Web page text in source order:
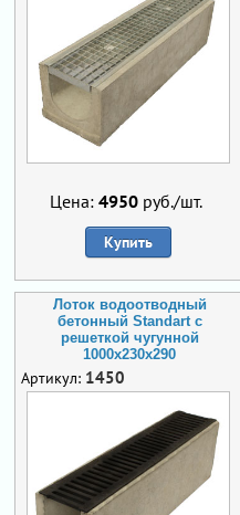
Цена: 4950руб./шт.
Купить
Лоток водоотводный
бетонный Standart с
решеткой чугунной
1000x230x290
Артикул: 1450